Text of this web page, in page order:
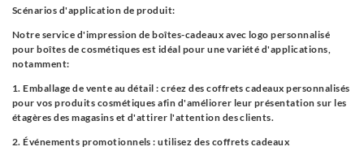
Scénarios d'application de produit:
Notre service d'impression de boîtes-cadeaux avec logo personnalisé
pour boîtes de cosmétiques est idéal pour une variété d'applications,
notamment:
1. Emballage de vente au détail : créez des coffrets cadeaux personnalisés
pour vos produits cosmétiques afin d'améliorer leur présentation sur les
étagères des magasins et d'attirer l'attention des clients.
2. Événements promotionnels : utilisez des coffrets cadeaux